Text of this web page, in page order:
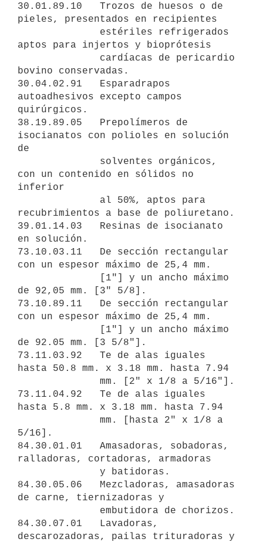
30.01.89.10   Trozos de huesos o de
pieles, presentados en recipientes
aptos para injertos y bioprótesis
bovino conservadas.
30.04.02.91   Esparadrapos
autoadhesivos excepto campos
quirúrgicos.
38.19.89.05   Prepolímeros de
isocianatos con polioles en solución
de
con un contenido en sólidos no
inferior
recubrimientos a base de poliuretano.
39.01.14.03   Resinas de isocianato
en solución.
73.10.03.11   De sección rectangular
con un espesor máximo de 25,4 mm.
de 92,05 mm. [3" 5/8].
73.10.89.11   De sección rectangular
con un espesor máximo de 25,4 mm.
de 92.05 mm. [3 5/8"].
73.11.03.92   Te de alas iguales
hasta 50.8 mm. x 3.18 mm. hasta 7.94
73.11.04.92   Te de alas iguales
hasta 5.8 mm. x 3.18 mm. hasta 7.94
5/16].
84.30.01.01   Amasadoras, sobadoras,
ralladoras, cortadoras, armadoras
84.30.05.06   Mezcladoras, amasadoras
de carne, tiernizadoras y
84.30.07.01   Lavadoras,
descarozadoras, pailas trituradoras y